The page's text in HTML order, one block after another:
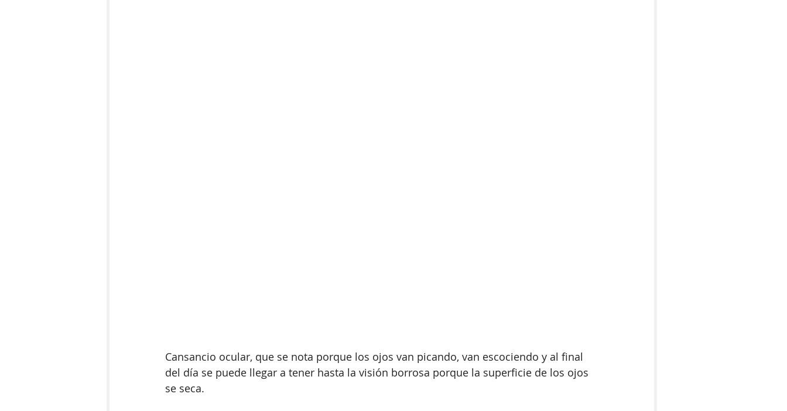
Cansancio ocular, que se nota porque los ojos van picando, van escociendo y al final
del día se puede llegar a tener hasta la visión borrosa porque la superficie de los ojos
se seca.